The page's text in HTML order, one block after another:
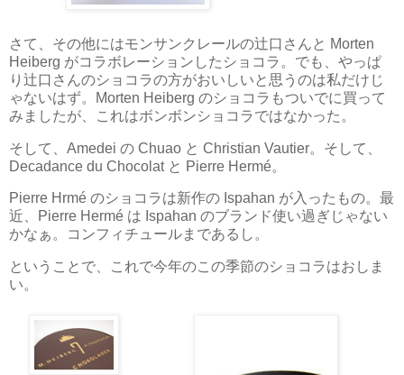
さて、その他にはモンサンクレールの辻口さんと Morten
Heiberg がコラボレーションしたショコラ。でも、やっぱ
り辻口さんのショコラの方がおいしいと思うのは私だけじ
ゃないはず。Morten Heiberg のショコラもついでに買って
みましたが、これはボンボンショコラではなかった。
そして、Amedei の Chuao と Christian Vautier。そして、
Decadance du Chocolat と Pierre Hermé。
Pierre Hrmé のショコラは新作の Ispahan が入ったもの。最
近、Pierre Hermé は Ispahan のブランド使い過ぎじゃない
かなぁ。コンフィチュールまであるし。
ということで、これで今年のこの季節のショコラはおしま
い。